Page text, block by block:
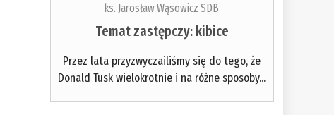
ks. Jarosław Wąsowicz SDB
Temat zastępczy: kibice
Przez lata przyzwyczailiśmy się do tego, że
Donald Tusk wielokrotnie i na różne sposoby...